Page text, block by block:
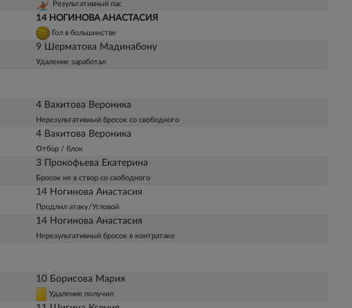
Результативный пас
14 НОГИНОВА АНАСТАСИЯ
Гол в большинстве
9 Шерматова Мадинабону
Удаление заработал
4 Вахитова Вероника
Нерезультативный бросок со свободного
4 Вахитова Вероника
Отбор / блок
3 Прокофьева Екатерина
Бросок не в створ со свободного
14 Ногинова Анастасия
Продлил атаку/Угловой
14 Ногинова Анастасия
Нерезультативный бросок в контратаке
10 Борисова Мария
Удаление получил